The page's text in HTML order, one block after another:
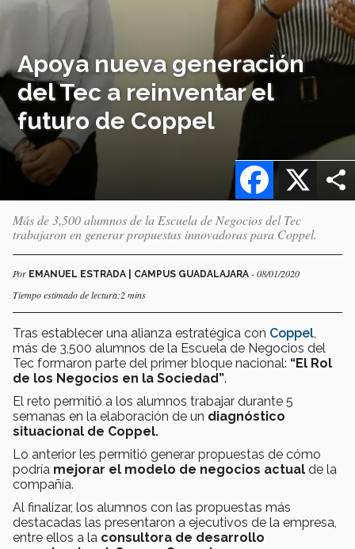
Apoya nueva generación
del Tec a reinventar el
futuro de Coppel
X
Facebook
Más de 3,500 alumnos de la Escuela de Negocios del Tec
trabajaron en generar propuestas innovadoras para Coppel.
Por EMANUEL ESTRADA | CAMPUS GUADALAJARA - 08/01/2020
Tiempo estimado de lectura:2 mins
Tras establecer una alianza estratégica con Coppel
más de 3,500 alumnos de la Escuela de Negocios del
Tec formaron parte del primer bloque nacional: “El Rol
de los Negocios en la Sociedad”.
El reto permitió a los alumnos trabajar durante 5
semanas en la elaboración de un diagnóstico
situacional de Coppel.
Lo anterior les permitió generar propuestas de cómo
podría mejorar el modelo de negocios actual de la
compañía.
Al finalizar, los alumnos con las propuestas más
destacadas las presentaron a ejecutivos de la empresa,
entre ellos a la consultora de desarrollo